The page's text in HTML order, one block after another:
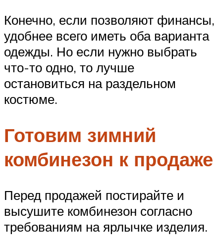
Конечно, если позволяют финансы,
удобнее всего иметь оба варианта
одежды. Но если нужно выбрать
что-то одно, то лучше
остановиться на раздельном
костюме.
Готовим зимний
комбинезон к продаже
Перед продажей постирайте и
высушите комбинезон согласно
требованиям на ярлычке изделия.